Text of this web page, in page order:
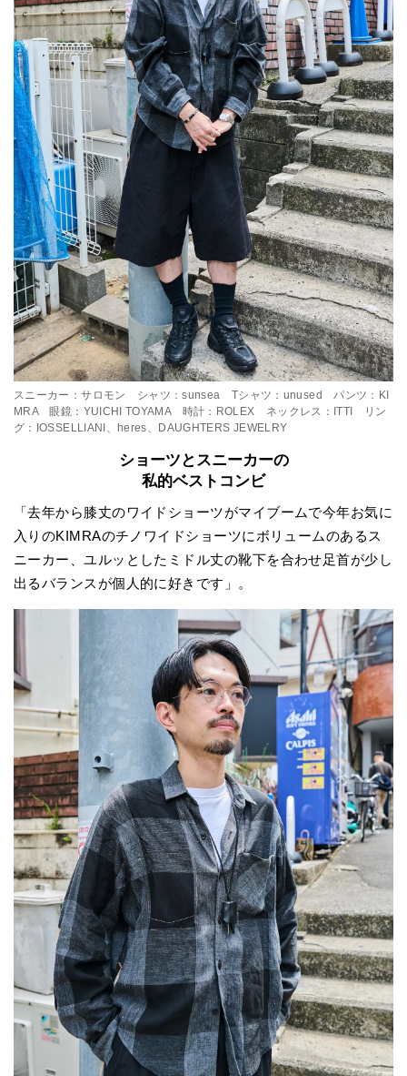
スニーカー：サロモン シャツ：sunsea Tシャツ：unused パンツ：KI
MRA 眼鏡：YUICHI TOYAMA 時計：ROLEX ネックレス：ITTI リン
グ：IOSSELLIANI、heres、DAUGHTERS JEWELRY
ショーツとスニーカーの
私的ベストコンビ
「去年から膝丈のワイドショーツがマイブームで今年お気に
入りのKIMRAのチノワイドショーツにボリュームのあるス
ニーカー、ユルッとしたミドル丈の靴下を合わせ足首が少し
出るバランスが個人的に好きです」。